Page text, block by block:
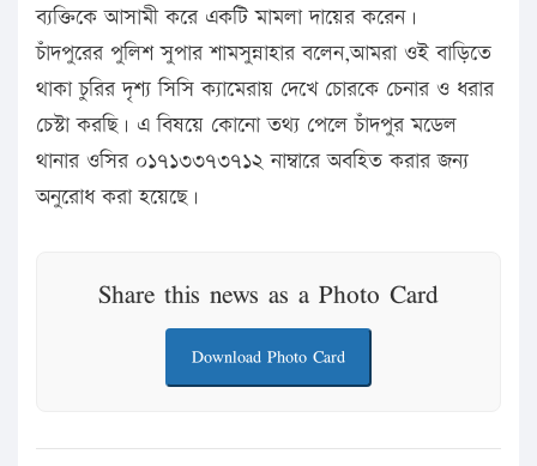
ব্যক্তিকে আসামী করে একটি মামলা দায়ের করেন।
চাঁদপুরের পুলিশ সুপার শামসুন্নাহার বলেন,আমরা ওই বাড়িতে
থাকা চুরির দৃশ্য সিসি ক্যামেরায় দেখে চোরকে চেনার ও ধরার
চেস্টা করছি। এ বিষয়ে কোনো তথ্য পেলে চাঁদপুর মডেল
থানার ওসির ০১৭১৩৩৭৩৭১২ নাম্বারে অবহিত করার জন্য
অনুরোধ করা হয়েছে।
Share this news as a Photo Card
Download Photo Card